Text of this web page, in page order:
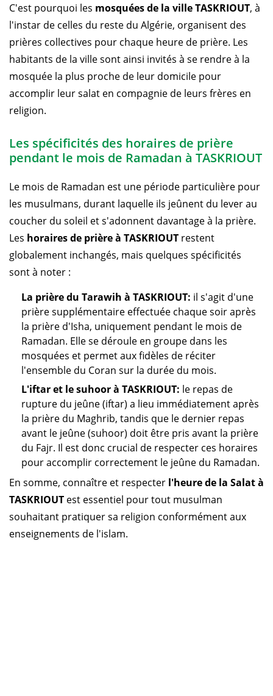
C'est pourquoi les mosquées de la ville TASKRIOUT, à
l'instar de celles du reste du Algérie, organisent des
prières collectives pour chaque heure de prière. Les
habitants de la ville sont ainsi invités à se rendre à la
mosquée la plus proche de leur domicile pour
accomplir leur salat en compagnie de leurs frères en
religion.
Les spécificités des horaires de prière
pendant le mois de Ramadan à TASKRIOUT
Le mois de Ramadan est une période particulière pour
les musulmans, durant laquelle ils jeûnent du lever au
coucher du soleil et s'adonnent davantage à la prière.
Les horaires de prière à TASKRIOUT restent
globalement inchangés, mais quelques spécificités
sont à noter :
La prière du Tarawih à TASKRIOUT: il s'agit d'une
prière supplémentaire effectuée chaque soir après
la prière d'Isha, uniquement pendant le mois de
Ramadan. Elle se déroule en groupe dans les
mosquées et permet aux fidèles de réciter
l'ensemble du Coran sur la durée du mois.
L'iftar et le suhoor à TASKRIOUT: le repas de
rupture du jeûne (iftar) a lieu immédiatement après
la prière du Maghrib, tandis que le dernier repas
avant le jeûne (suhoor) doit être pris avant la prière
du Fajr. Il est donc crucial de respecter ces horaires
pour accomplir correctement le jeûne du Ramadan.
En somme, connaître et respecter l'heure de la Salat à
TASKRIOUT est essentiel pour tout musulman
souhaitant pratiquer sa religion conformément aux
enseignements de l'islam.